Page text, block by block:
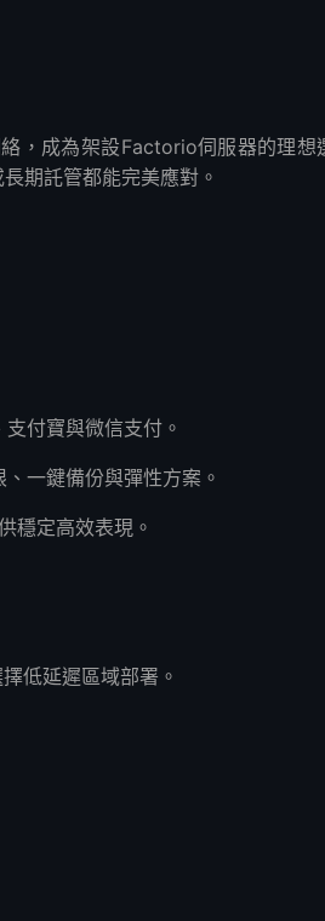
，成為架設Factorio伺服器的理想
期託管都能完美應對。
付寶與微信支付。
一鍵備份與彈性方案。
穩定高效表現。
低延遲區域部署。